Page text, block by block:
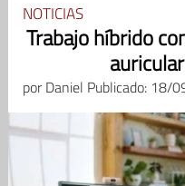
NOTICIAS
Trabajo híbrido
porDaniel Publicado: 18/